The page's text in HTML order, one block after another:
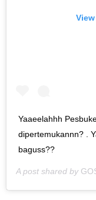
Yaaeelahhh
dipertemukannn? .
baguss??
A post shared by